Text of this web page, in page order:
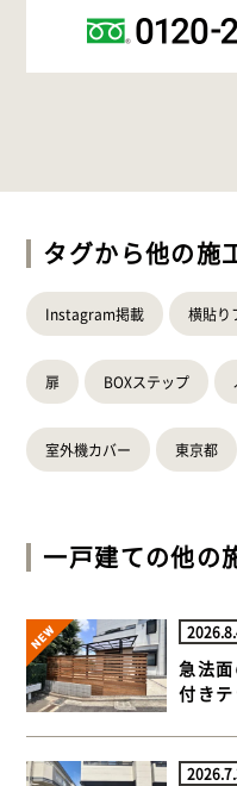
タグから他の施
Instagram掲載 横貼り
扉 BOXステップ
室外機カバー 東京都
一戸建ての他の
急法
付き
デッ